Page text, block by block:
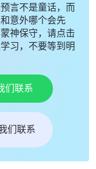
言不是童话，而
意外哪个会先
神保守，请点击
习，不要等到明
们联系
们联系